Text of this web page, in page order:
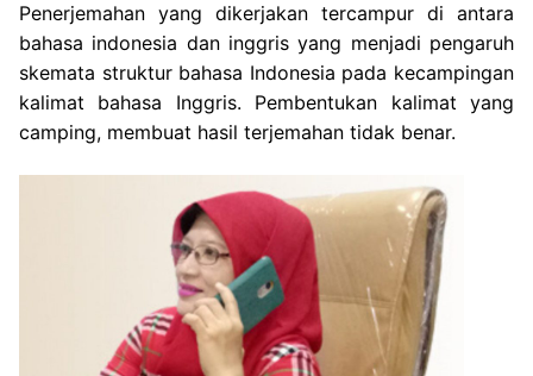
Penerjemahan yang dikerjakan tercampur di antara
bahasa indonesia dan inggris yang menjadi pengaruh
skemata struktur bahasa Indonesia pada kecampingan
kalimat bahasa Inggris. Pembentukan kalimat yang
camping, membuat hasil terjemahan tidak benar.